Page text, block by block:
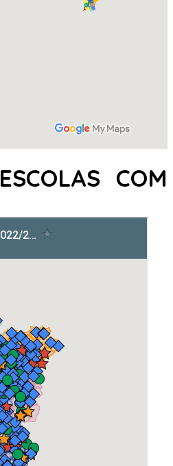
COM